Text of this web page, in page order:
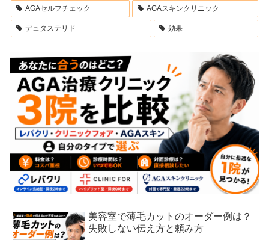
AGAセルフチェック AGAスキンクリニック
デュタステリド 効果
美容室で薄毛カットのオーダー例は？
失敗しない伝え方と頼み方